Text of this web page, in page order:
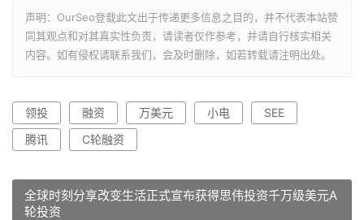
声明：OurSeo登载此文出于传递更多信息之目的，并不代表本站赞
同其观点和对其真实性负责，请读者仅作参考，并请自行核实相关
内容。如有侵权请联系我们，会及时删除，如若转载请注明出处。
领投 融资 万美元 小电
SEE
腾讯
C轮融资
全球时刻分享改变生活正式宣布获得思伟投资千万级美元A
轮投资